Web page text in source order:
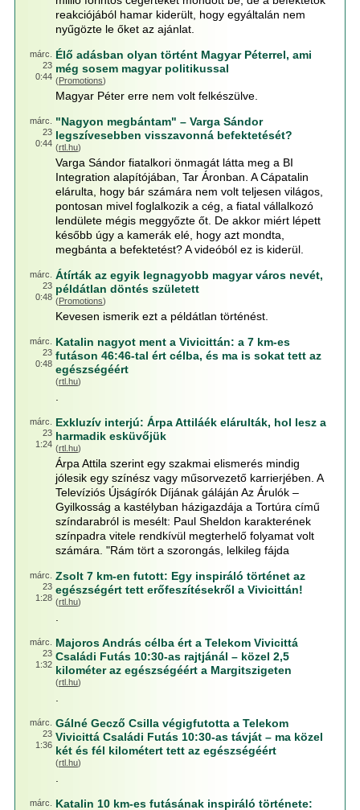
reakciójából hamar kiderült, hogy egyáltalán nem
nyűgözte le őket az ajánlat.
márc.
23
0:44
Élő adásban olyan történt Magyar Péterrel, ami
még sosem magyar politikussal
(Promotions)
Magyar Péter erre nem volt felkészülve.
márc.
23
0:44
"Nagyon megbántam" – Varga Sándor
legszívesebben visszavonná befektetését?
(rtl.hu)
Varga Sándor fiatalkori önmagát látta meg a BI
Integration alapítójában, Tar Áronban. A Cápatalin
elárulta, hogy bár számára nem volt teljesen világos,
pontosan mivel foglalkozik a cég, a fiatal vállalkozó
lendülete mégis meggyőzte őt. De akkor miért lépett
később úgy a kamerák elé, hogy azt mondta,
megbánta a befektetést? A videóból ez is kiderül.
márc.
23
0:48
Átírták az egyik legnagyobb magyar város nevét,
példátlan döntés született
(Promotions)
Kevesen ismerik ezt a példátlan történést.
márc.
23
0:48
Katalin nagyot ment a Vivicittán: a 7 km-es
futáson 46:46-tal ért célba, és ma is sokat tett az
egészségéért
(rtl.hu)
márc.
23
1:24
Exkluzív interjú: Árpa Attiláék elárulták, hol lesz a
harmadik esküvőjük
(rtl.hu)
Árpa Attila szerint egy szakmai elismerés mindig
jólesik egy színész vagy műsorvezető karrierjében. A
Televíziós Újságírók Díjának gáláján Az Árulók –
Gyilkosság a kastélyban házigazdája a Tortúra című
színdarabról is mesélt: Paul Sheldon karakterének
színpadra vitele rendkívül megterhelő folyamat volt
számára. "Rám tört a szorongás, lelkileg fájda
márc.
23
1:28
Zsolt 7 km-en futott: Egy inspiráló történet az
egészségért tett erőfeszítésekről a Vivicittán!
(rtl.hu)
márc.
23
1:32
Majoros András célba ért a Telekom Vivicittá
Családi Futás 10:30-as rajtjánál – közel 2,5
kilométer az egészségéért a Margitszigeten
(rtl.hu)
márc.
23
1:36
Gálné Gecző Csilla végigfutotta a Telekom
Vivicittá Családi Futás 10:30-as távját – ma közel
két és fél kilométert tett az egészségéért
(rtl.hu)
márc.
Katalin 10 km-es futásának inspiráló története: